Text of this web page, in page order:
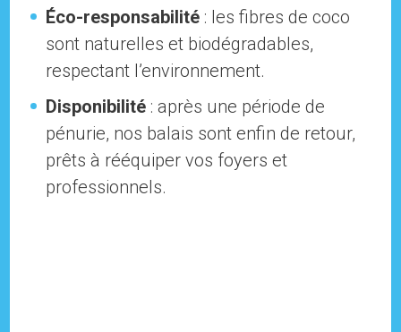
Éco-responsabilité : les fibres de coco
sont naturelles et biodégradables,
respectant l’environnement.
Disponibilité : après une période de
pénurie, nos balais sont enfin de retour,
prêts à rééquiper vos foyers et
professionnels.